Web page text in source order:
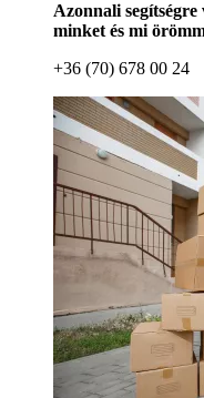
Azonnali segítségre
minket és mi
+36 (70) 678 00 24